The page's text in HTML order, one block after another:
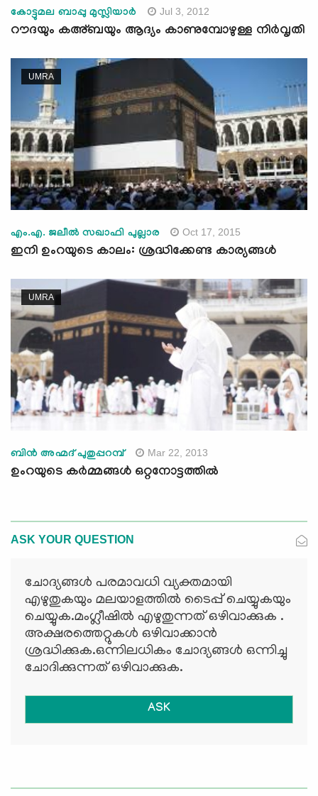
കോട്ടുമല ബാപ്പു മുസ്ലിയാര്‍ Jul 3, 2012
റൗദയും കഅ്ബയും ആദ്യം കാണുമ്പോഴുള്ള നിര്‍വൃതി
UMRA
എം.എ. ജലീല്‍ സഖാഫി പുല്ലാര Oct 17, 2015
ഇനി ഉംറയുടെ കാലം: ശ്രദ്ധിക്കേണ്ട കാര്യങ്ങള്‍
UMRA
ബിന്‍ അഹ്മദ് പുതുപ്പറമ്പ് Mar 22, 2013
ഉംറയുടെ കര്‍മ്മങ്ങള്‍ ഒറ്റനോട്ടത്തില്‍
ASK YOUR QUESTION
ചോദ്യങ്ങള്‍ പരമാവധി വ്യക്തമായി
എഴുതുകയും മലയാളത്തില്‍ ടൈപ്പ് ചെയ്യുകയും
ചെയ്യുക.മംഗ്ലീഷില്‍ എഴുതുന്നത് ഒഴിവാക്കുക .
അക്ഷരത്തെറ്റുകള്‍ ഒഴിവാക്കാന്‍
ശ്രദ്ധിക്കുക.ഒന്നിലധികം ചോദ്യങ്ങള്‍ ഒന്നിച്ചു
ചോദിക്കുന്നത് ഒഴിവാക്കുക.
ASK